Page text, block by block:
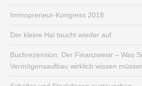
Immopreneur-Kongress 2018
Der kleine Hai taucht wieder auf
Buchrezension: Der Finanzwesir – Was
Vermögensaufbau wirklich wissen